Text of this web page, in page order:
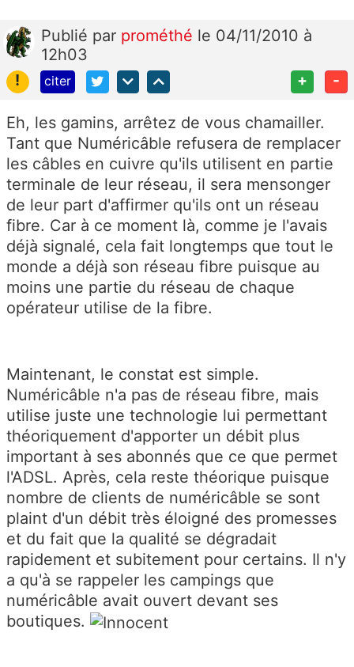
Publié par prométhé le 04/11/2010 à
12h03
!
citer + -
Eh, les gamins, arrêtez de vous chamailler.
Tant que Numéricâble refusera de remplacer
les câbles en cuivre qu'ils utilisent en partie
terminale de leur réseau, il sera mensonger
de leur part d'affirmer qu'ils ont un réseau
fibre. Car à ce moment là, comme je l'avais
déjà signalé, cela fait longtemps que tout le
monde a déjà son réseau fibre puisque au
moins une partie du réseau de chaque
opérateur utilise de la fibre.
Maintenant, le constat est simple.
Numéricâble n'a pas de réseau fibre, mais
utilise juste une technologie lui permettant
théoriquement d'apporter un débit plus
important à ses abonnés que ce que permet
l'ADSL. Après, cela reste théorique puisque
nombre de clients de numéricâble se sont
plaint d'un débit très éloigné des promesses
et du fait que la qualité se dégradait
rapidement et subitement pour certains. Il n'y
a qu'à se rappeler les campings que
numéricâble avait ouvert devant ses
boutiques.